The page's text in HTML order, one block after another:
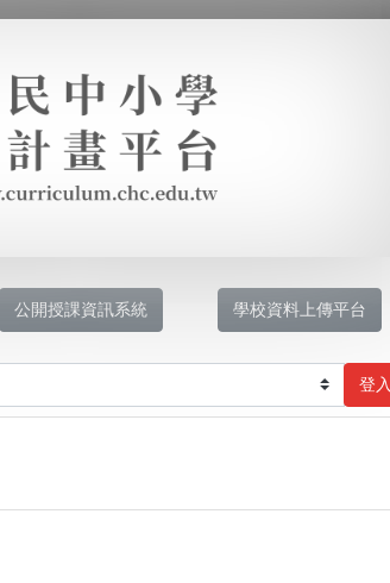
公開授課資訊系統 學校資料上傳平台
登入